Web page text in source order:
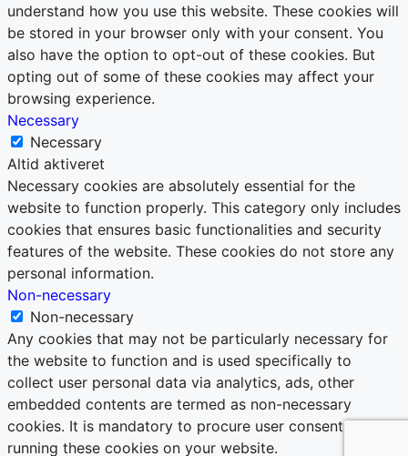
understand how you use this website. These cookies will
be stored in your browser only with your consent. You
also have the option to opt-out of these cookies. But
opting out of some of these cookies may affect your
browsing experience.
Necessary
Necessary
Altid aktiveret
Necessary cookies are absolutely essential for the
website to function properly. This category only includes
cookies that ensures basic functionalities and security
features of the website. These cookies do not store any
personal information.
Non-necessary
Non-necessary
Any cookies that may not be particularly necessary for
the website to function and is used specifically to
collect user personal data via analytics, ads, other
embedded contents are termed as non-necessary
cookies. It is mandatory to procure user consent prior to
running these cookies on your website.